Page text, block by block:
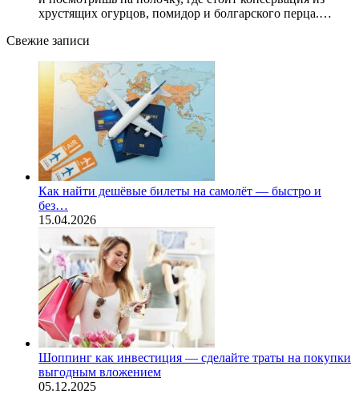
хрустящих огурцов, помидор и болгарского перца.…
Свежие записи
Как найти дешёвые билеты на самолёт — быстро и
без…
15.04.2026
Шоппинг как инвестиция — сделайте траты на покупки
выгодным вложением
05.12.2025